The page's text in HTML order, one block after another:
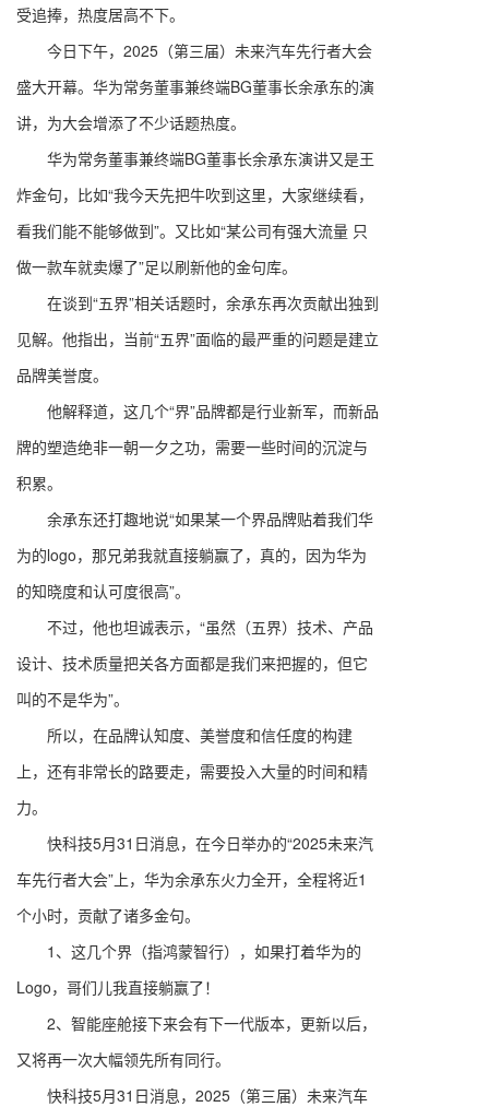
受追捧，热度居高不下。
今日下午，2025（第三届）未来汽车先行者大会
盛大开幕。华为常务董事兼终端BG董事长余承东的演
讲，为大会增添了不少话题热度。
华为常务董事兼终端BG董事长余承东演讲又是王
炸金句，比如“我今天先把牛吹到这里，大家继续看，
看我们能不能够做到”。又比如“某公司有强大流量 只
做一款车就卖爆了”足以刷新他的金句库。
在谈到“五界”相关话题时，余承东再次贡献出独到
见解。他指出，当前“五界”面临的最严重的问题是建立
品牌美誉度。
他解释道，这几个“界”品牌都是行业新军，而新品
牌的塑造绝非一朝一夕之功，需要一些时间的沉淀与
积累。
余承东还打趣地说“如果某一个界品牌贴着我们华
为的logo，那兄弟我就直接躺赢了，真的，因为华为
的知晓度和认可度很高”。
不过，他也坦诚表示，“虽然（五界）技术、产品
设计、技术质量把关各方面都是我们来把握的，但它
叫的不是华为”。
所以，在品牌认知度、美誉度和信任度的构建
上，还有非常长的路要走，需要投入大量的时间和精
力。
快科技5月31日消息，在今日举办的“2025未来汽
车先行者大会”上，华为余承东火力全开，全程将近1
个小时，贡献了诸多金句。
1、这几个界（指鸿蒙智行），如果打着华为的
Logo，哥们儿我直接躺赢了！
2、智能座舱接下来会有下一代版本，更新以后，
又将再一次大幅领先所有同行。
快科技5月31日消息，2025（第三届）未来汽车